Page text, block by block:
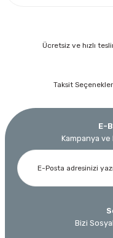
Ücretsiz ve hızlı
Taksit
E-
Kampanya ve
Bizi